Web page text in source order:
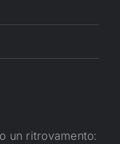
un ritrovamento: